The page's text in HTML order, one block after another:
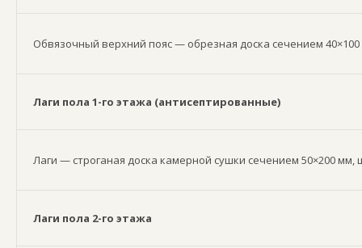
Обвязочный верхний пояс — обрезная доска сечением
Лаги пола 1-го этажа (антисептированные)
Лаги — строганая доска камерной сушки сечением 50×200 мм,
Лаги пола 2-го этажа